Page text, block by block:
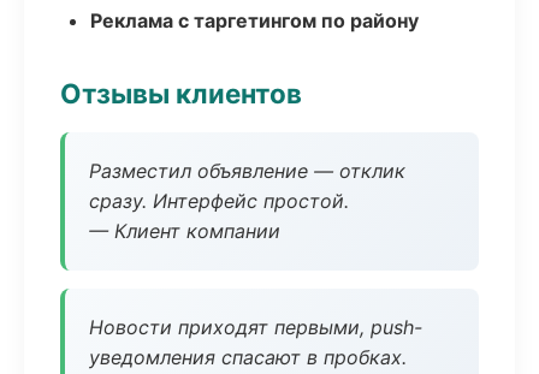
Реклама с таргетингом по району
Отзывы клиентов
Разместил объявление — отклик
сразу. Интерфейс простой.
— Клиент компании
Новости приходят первыми, push-
уведомления спасают в пробках.